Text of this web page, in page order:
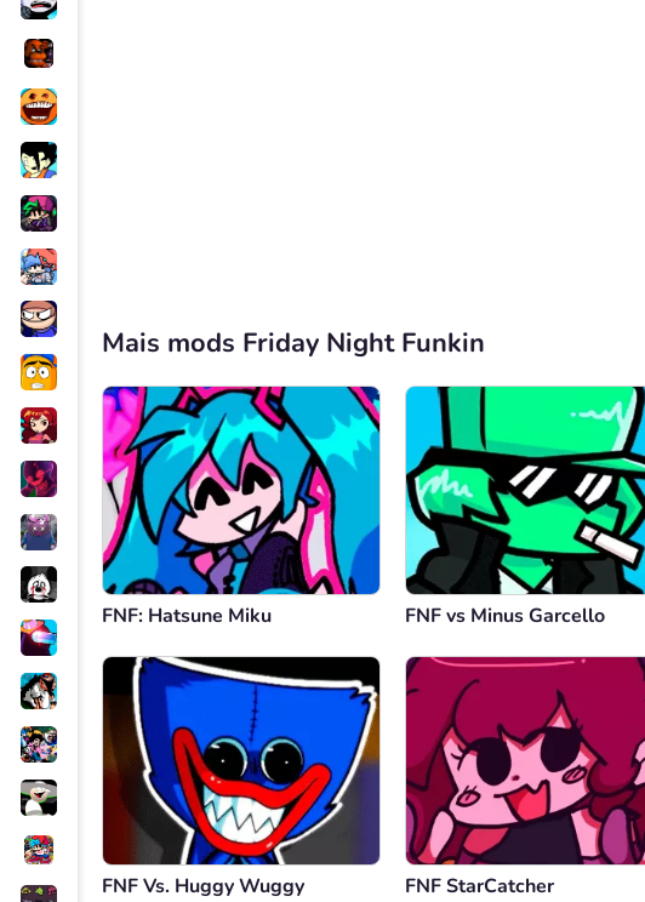
Mais mods Friday Night Funkin
FNF: Hatsune Miku FNF vs Minus Garcello
FNF Vs. Huggy Wuggy FNF StarCatcher